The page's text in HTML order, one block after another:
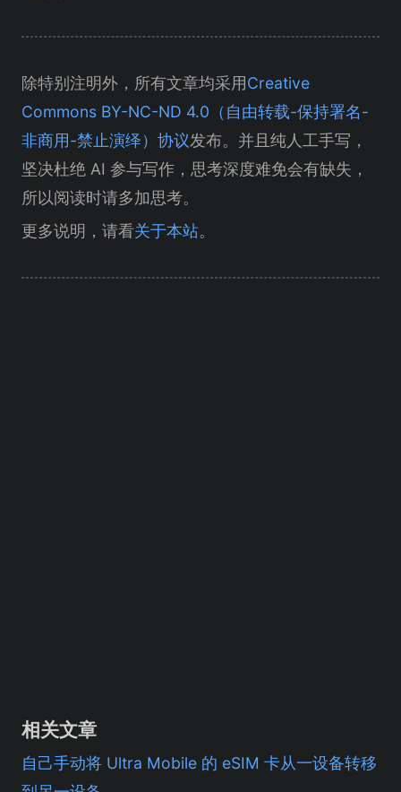
除特别注明外，所有文章均采用Creative
Commons BY-NC-ND 4.0（自由转载-保持署名-
非商用-禁止演绎）协议发布。并且纯人工手写，
坚决杜绝 AI 参与写作，思考深度难免会有缺失，
所以阅读时请多加思考。
更多说明，请看关于本站。
相关文章
自己手动将 Ultra Mobile 的 eSIM 卡从一设备转移